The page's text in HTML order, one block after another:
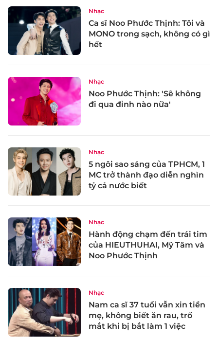
Nhạc
Ca sĩ Noo Phước Thịnh: Tôi và
MONO trong sạch, không có gì
hết
Nhạc
Noo Phước Thịnh: 'Sẽ không
đi qua đỉnh nào nữa'
Nhạc
5 ngôi sao sáng của TPHCM, 1
MC trở thành đạo diễn nghìn
tỷ cả nước biết
Nhạc
Hành động chạm đến trái tim
của HIEUTHUHAI, Mỹ Tâm và
Noo Phước Thịnh
Nhạc
Nam ca sĩ 37 tuổi vẫn xin tiền
mẹ, không biết ăn rau, trố
mắt khi bị bắt làm 1 việc